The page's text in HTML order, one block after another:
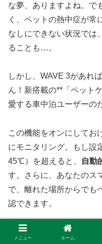
な夢、ありますよね。で
く、ペットの熱中症が常
なしにできない状況では
ることも…。
しかし、WAVE 3があれ
ん！新搭載の**「ペット
愛する車中泊ユーザーの
この機能をオンにしてお
にモニタリング。もし設
45℃）を超えると、
自動
す。さらに、あなたのス
で、離れた場所からでも
認できます。
「まさか、エアコンが自
メニュー ホーム